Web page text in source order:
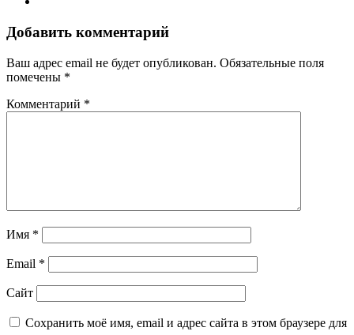
Добавить комментарий
Ваш адрес email не будет опубликован. Обязательные поля
помечены *
Комментарий *
Имя *
Email *
Сайт
Сохранить моё имя, email и адрес сайта в этом браузере для